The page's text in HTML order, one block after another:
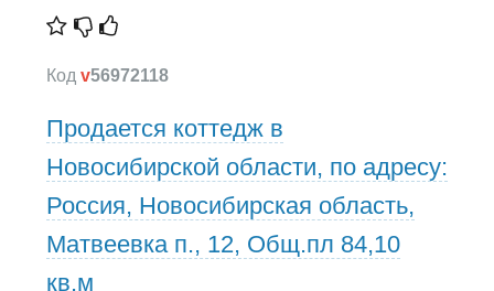
Код v56972118
Продается коттедж в
Новосибирской области, по адресу:
Россия, Новосибирская область,
Матвеевка п., 12, Общ.пл 84,10
кв.м